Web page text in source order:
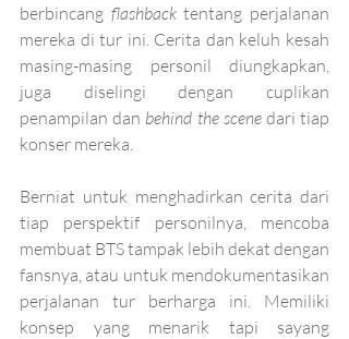
berbincang flashback tentang perjalanan
mereka di tur ini. Cerita dan keluh kesah
masing-masing personil diungkapkan,
juga diselingi dengan cuplikan
penampilan dan behind the scene dari tiap
konser mereka.
Berniat untuk menghadirkan cerita dari
tiap perspektif personilnya, mencoba
membuat BTS tampak lebih dekat dengan
fansnya, atau untuk mendokumentasikan
perjalanan tur berharga ini. Memiliki
konsep yang menarik tapi sayang